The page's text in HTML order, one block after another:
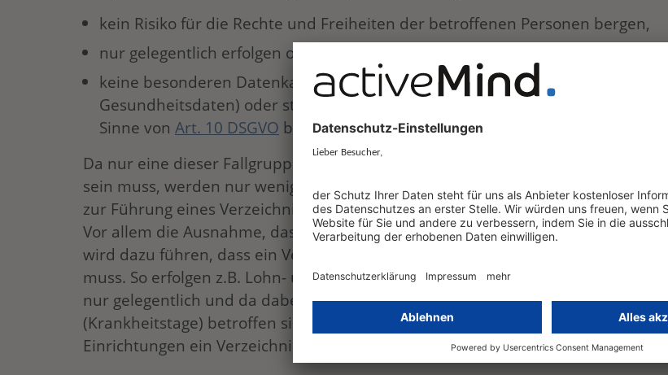
kein Risiko für die Rechte und Freiheiten der betroffenen Personen bergen,
nur gelegentlich erfolgen oder
keine besonderen Datenkategorien gemäß9 Abs. 1 DSGVO(z. B.
Gesundheitsdaten) oder strafrechtliche Verurteilungen und Straftaten im
Sinne von Art. 10 DSGVO betreffen.
Da nur eine dieser Fallgruppen für eine Pflicht zur Verzeichnisführung erfüllt
sein muss, werden nur wenige Unternehmen und Einrichtungen von der Pflicht
zur Führung eines Verzeichnisses von Verarbeitungstätigkeiten entbunden sein.
Vor allem die Ausnahme, dass die Verarbeitung nur gelegentlich erfolgen darf,
wird dazu führen, dass ein Verzeichnis praktisch doch immer geführt werden
muss. So erfolgen z.B. Lohn- und Gehaltsabrechnungen regelmäßig und nicht
nur gelegentlich und da dabei auch Religions- und Gesundheitsdaten
(Krankheitstage) betroffen sind, wird in praktisch allen Unternehmen und
Einrichtungen ein Verzeichnis für Verarbeitungstätigkeiten erforderlich sein.